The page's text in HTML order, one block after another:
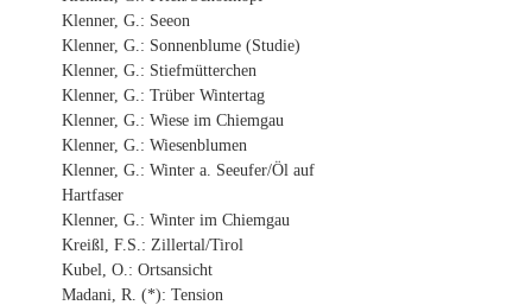
Klenner, G.: Seeon
Klenner, G.: Sonnenblume (Studie)
Klenner, G.: Stiefmütterchen
Klenner, G.: Trüber Wintertag
Klenner, G.: Wiese im Chiemgau
Klenner, G.: Wiesenblumen
Klenner, G.: Winter a. Seeufer/Öl auf
Hartfaser
Klenner, G.: Winter im Chiemgau
Kreißl, F.S.: Zillertal/Tirol
Kubel, O.: Ortsansicht
Madani, R. (*): Tension